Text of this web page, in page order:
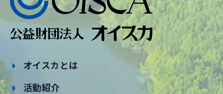
オイスカとは
活動紹介